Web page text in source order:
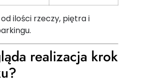
ilości rzeczy, piętra i
realizacja krok